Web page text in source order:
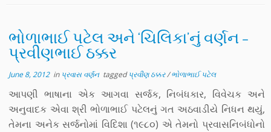
ભોળાભાઈ પટેલ અને ‘ચિલિકા’નું વર્ણન –
પ્રવીણભાઈ ઠક્કર
June 8, 2012in પ્રવાસ વર્ણન taggedપ્રવીણ ઠક્કર/ભોળાભાઈ પટેલ
આપણી ભાષાના એક આગવા સર્જક, નિબંધકાર, વિવેચક અને
અનુવાદક એવા શ્રી ભોળાભાઈ પટેલનું ગત અઠવાડીયે નિધન થયું,
તેમના અનેક સર્જનોમાં વિદિશા (૧૯૮૦) એ તેમનો પ્રવાસનિબંધોનો